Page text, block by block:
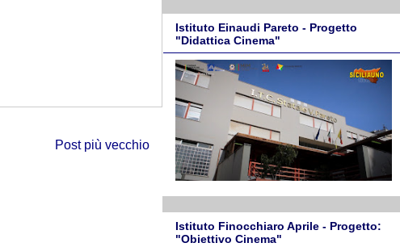
Post più vecchio
Istituto Einaudi Pareto - Progetto
"Didattica Cinema"
Istituto Finocchiaro Aprile - Progetto:
"Obiettivo Cinema"